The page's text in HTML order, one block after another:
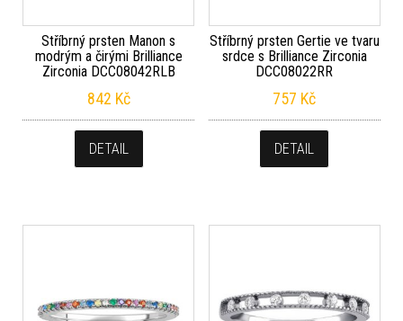
Stříbrný prsten Manon s
modrým a čirými Brilliance
Zirconia DCC08042RLB
842 Kč
DETAIL
Stříbrný prsten Gertie ve tvaru
srdce s Brilliance Zirconia
DCC08022RR
757 Kč
DETAIL